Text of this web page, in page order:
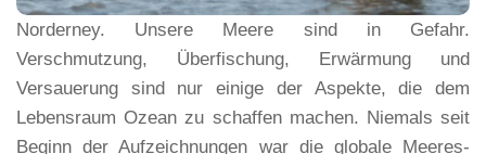
Norderney. Unsere Meere sind in Gefahr.
Verschmutzung, Überfischung, Erwärmung und
Versauerung sind nur einige der Aspekte, die dem
Lebensraum Ozean zu schaffen machen. Niemals seit